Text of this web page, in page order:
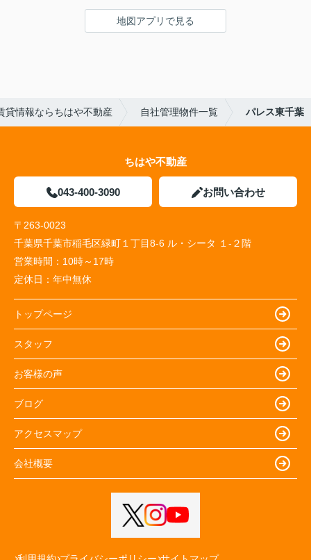
地図アプリで見る
貸情報ならちはや不動産 自社管理物件一覧 パレス東千葉
ちはや不動産
043-400-3090 お問い合わせ
〒263-0023
千葉県千葉市稲毛区緑町１丁目8-6 ル・シータ １-２階
営業時間： 10時～17時
定休日： 年中無休
トップページ
スタッフ
お客様の声
ブログ
アクセスマップ
会社概要